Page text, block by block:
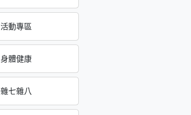
活動專區
身體健康
雜七雜八